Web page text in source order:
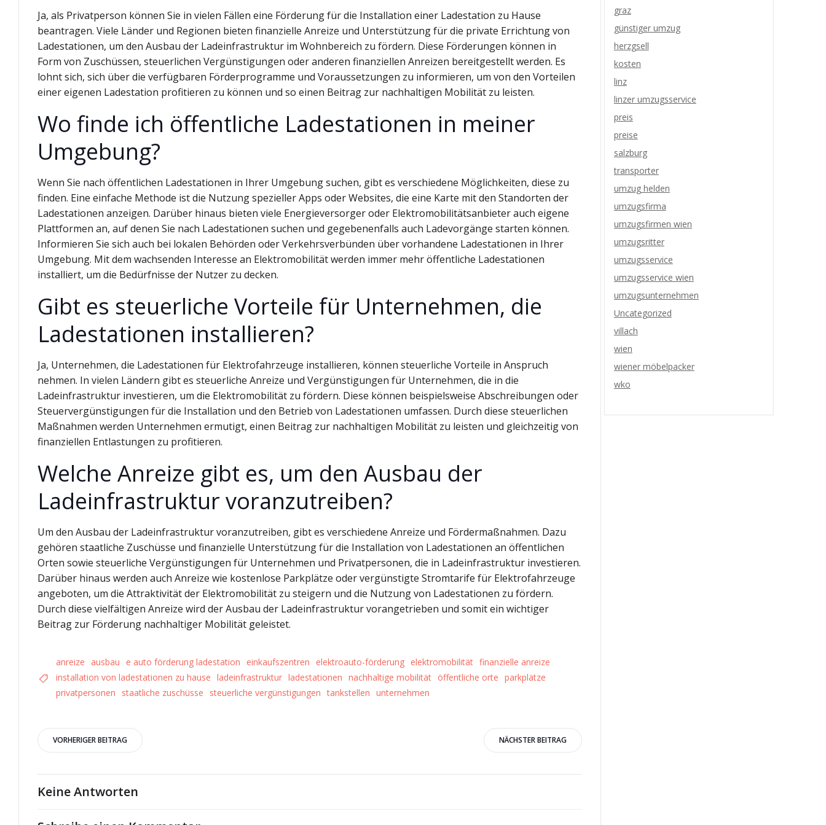
Ja, als Privatperson können Sie in vielen Fällen eine Förderung für die Installation einer Ladestation zu Hause
beantragen. Viele Länder und Regionen bieten finanzielle Anreize und Unterstützung für die private Errichtung von
Ladestationen, um den Ausbau der Ladeinfrastruktur im Wohnbereich zu fördern. Diese Förderungen können in
Form von Zuschüssen, steuerlichen Vergünstigungen oder anderen finanziellen Anreizen bereitgestellt werden. Es
lohnt sich, sich über die verfügbaren Förderprogramme und Voraussetzungen zu informieren, um von den Vorteilen
einer eigenen Ladestation profitieren zu können und so einen Beitrag zur nachhaltigen Mobilität zu leisten.
Wo finde ich öffentliche Ladestationen in meiner
Umgebung?
Wenn Sie nach öffentlichen Ladestationen in Ihrer Umgebung suchen, gibt es verschiedene Möglichkeiten, diese zu
finden. Eine einfache Methode ist die Nutzung spezieller Apps oder Websites, die eine Karte mit den Standorten der
Ladestationen anzeigen. Darüber hinaus bieten viele Energieversorger oder Elektromobilitätsanbieter auch eigene
Plattformen an, auf denen Sie nach Ladestationen suchen und gegebenenfalls auch Ladevorgänge starten können.
Informieren Sie sich auch bei lokalen Behörden oder Verkehrsverbünden über vorhandene Ladestationen in Ihrer
Umgebung. Mit dem wachsenden Interesse an Elektromobilität werden immer mehr öffentliche Ladestationen
installiert, um die Bedürfnisse der Nutzer zu decken.
Gibt es steuerliche Vorteile für Unternehmen, die
Ladestationen installieren?
Ja, Unternehmen, die Ladestationen für Elektrofahrzeuge installieren, können steuerliche Vorteile in Anspruch
nehmen. In vielen Ländern gibt es steuerliche Anreize und Vergünstigungen für Unternehmen, die in die
Ladeinfrastruktur investieren, um die Elektromobilität zu fördern. Diese können beispielsweise Abschreibungen oder
Steuervergünstigungen für die Installation und den Betrieb von Ladestationen umfassen. Durch diese steuerlichen
Maßnahmen werden Unternehmen ermutigt, einen Beitrag zur nachhaltigen Mobilität zu leisten und gleichzeitig von
finanziellen Entlastungen zu profitieren.
Welche Anreize gibt es, um den Ausbau der
Ladeinfrastruktur voranzutreiben?
Um den Ausbau der Ladeinfrastruktur voranzutreiben, gibt es verschiedene Anreize und Fördermaßnahmen. Dazu
gehören staatliche Zuschüsse und finanzielle Unterstützung für die Installation von Ladestationen an öffentlichen
Orten sowie steuerliche Vergünstigungen für Unternehmen und Privatpersonen, die in Ladeinfrastruktur investieren.
Darüber hinaus werden auch Anreize wie kostenlose Parkplätze oder vergünstigte Stromtarife für Elektrofahrzeuge
angeboten, um die Attraktivität der Elektromobilität zu steigern und die Nutzung von Ladestationen zu fördern.
Durch diese vielfältigen Anreize wird der Ausbau der Ladeinfrastruktur vorangetrieben und somit ein wichtiger
Beitrag zur Förderung nachhaltiger Mobilität geleistet.
anreize ausbau e auto förderung ladestation einkaufszentren elektroauto-förderung elektromobilität finanzielle anreize
installation von ladestationen zu hause ladeinfrastruktur ladestationen nachhaltige mobilität öffentliche orte parkplätze
privatpersonen
staatliche zuschüsse steuerliche vergünstigungen tankstellen unternehmen
Beitrags-
Navigation
VORHERIGER BEITRAG
Navigation
NÄCHSTER BEITRAG
Keine Antworten
graz
günstiger umzug
herzgsell
kosten
linz
linzer umzugsservice
preis
preise
salzburg
transporter
umzug helden
umzugsfirma
umzugsfirmen wien
umzugsritter
umzugsservice
umzugsservice wien
umzugsunternehmen
Uncategorized
villach
wien
wiener möbelpacker
wko